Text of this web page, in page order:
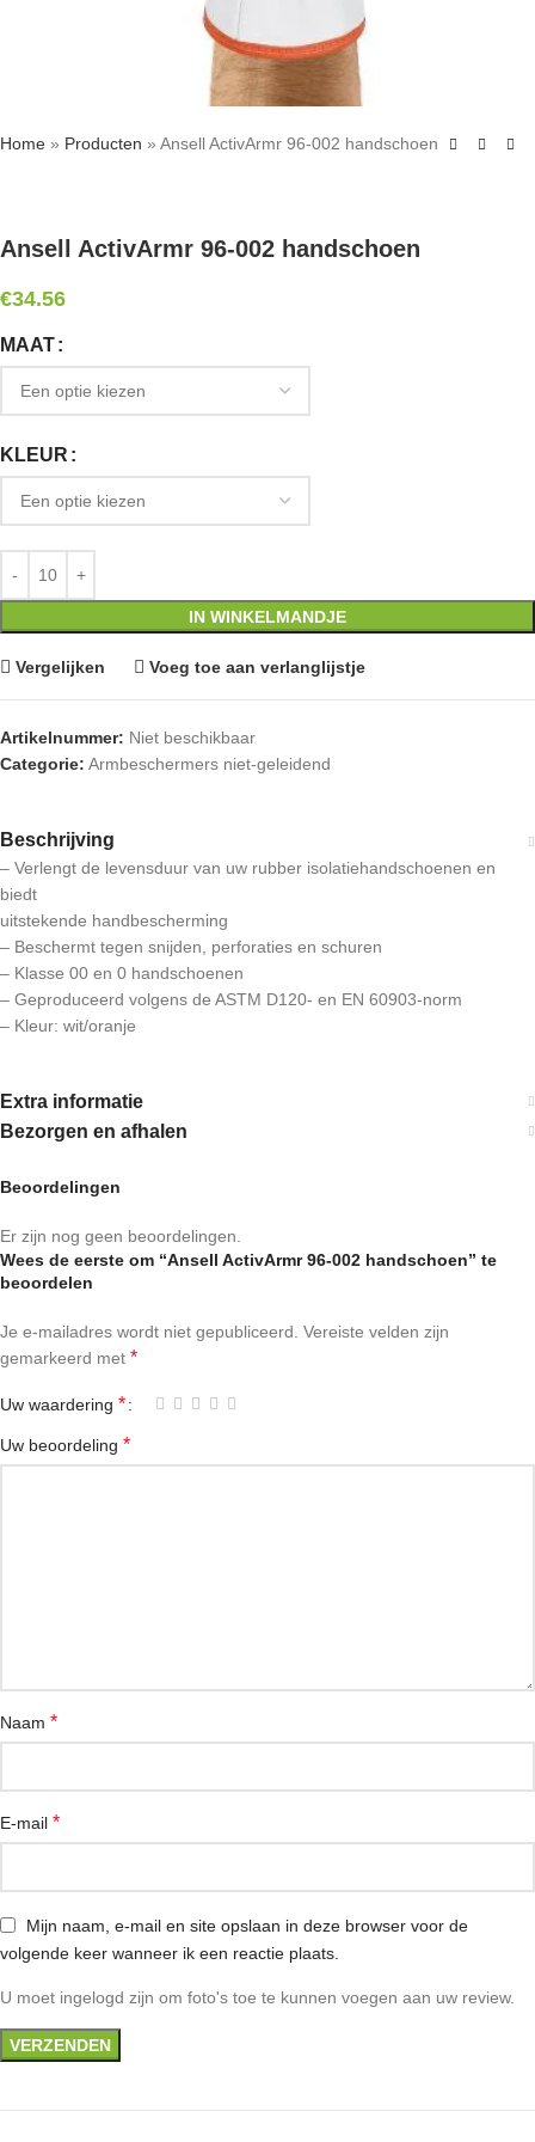
Home » Producten » Ansell ActivArmr 96-002 handschoen
Ansell ActivArmr 96-002 handschoen
€34.56
MAAT
KLEUR
IN WINKELMANDJE
Vergelijken Voeg toe aan verlanglijstje
Artikelnummer: Niet beschikbaar
Categorie: Armbeschermers niet-geleidend
Beschrijving
– Verlengt de levensduur van uw rubber isolatiehandschoenen en
biedt
uitstekende handbescherming
– Beschermt tegen snijden, perforaties en schuren
– Klasse 00 en 0 handschoenen
– Geproduceerd volgens de ASTM D120- en EN 60903-norm
– Kleur: wit/oranje
Extra informatie
Bezorgen en afhalen
Beoordelingen
Er zijn nog geen beoordelingen.
Wees de eerste om “Ansell ActivArmr 96-002 handschoen” te
beoordelen
Je e-mailadres wordt niet gepubliceerd. Vereiste velden zijn
gemarkeerd met *
Uw waardering *
Uw beoordeling *
Naam *
E-mail *
Mijn naam, e-mail en site opslaan in deze browser voor de
volgende keer wanneer ik een reactie plaats.
U moet ingelogd zijn om foto's toe te kunnen voegen aan uw review.